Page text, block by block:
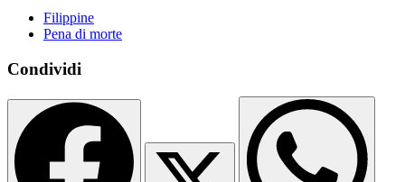
Filippine
Pena di morte
Condividi